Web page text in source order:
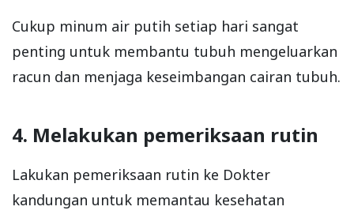
Cukup minum air putih setiap hari sangat
penting untuk membantu tubuh mengeluarkan
racun dan menjaga keseimbangan cairan tubuh.
4. Melakukan pemeriksaan rutin
Lakukan pemeriksaan rutin ke Dokter
kandungan untuk memantau kesehatan